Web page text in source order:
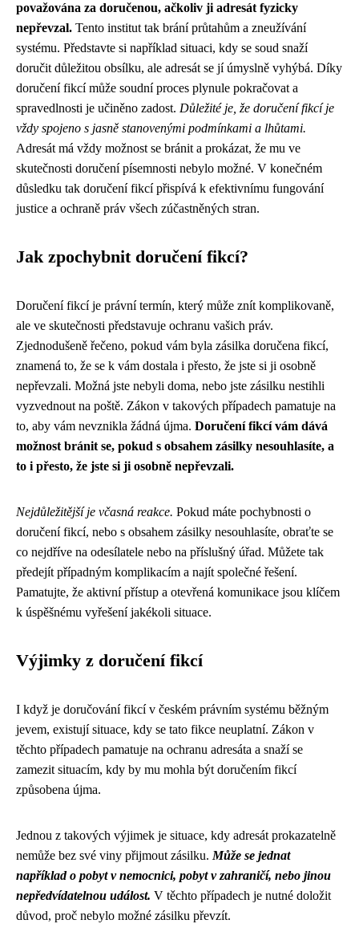
považována za doručenou, ačkoliv ji adresát fyzicky
nepřevzal. Tento institut tak brání průtahům a zneužívání
systému. Představte si například situaci, kdy se soud snaží
doručit důležitou obsílku, ale adresát se jí úmyslně vyhýbá. Díky
doručení fikcí může soudní proces plynule pokračovat a
spravedlnosti je učiněno zadost. Důležité je, že doručení fikcí je
vždy spojeno s jasně stanovenými podmínkami a lhůtami.
Adresát má vždy možnost se bránit a prokázat, že mu ve
skutečnosti doručení písemnosti nebylo možné. V konečném
důsledku tak doručení fikcí přispívá k efektivnímu fungování
justice a ochraně práv všech zúčastněných stran.
Jak zpochybnit doručení fikcí?
Doručení fikcí je právní termín, který může znít komplikovaně,
ale ve skutečnosti představuje ochranu vašich práv.
Zjednodušeně řečeno, pokud vám byla zásilka doručena fikcí,
znamená to, že se k vám dostala i přesto, že jste si ji osobně
nepřevzali. Možná jste nebyli doma, nebo jste zásilku nestihli
vyzvednout na poště. Zákon v takových případech pamatuje na
to, aby vám nevznikla žádná újma. Doručení fikcí vám dává
možnost bránit se, pokud s obsahem zásilky nesouhlasíte, a
to i přesto, že jste si ji osobně nepřevzali.
Nejdůležitější je včasná reakce. Pokud máte pochybnosti o
doručení fikcí, nebo s obsahem zásilky nesouhlasíte, obraťte se
co nejdříve na odesílatele nebo na příslušný úřad. Můžete tak
předejít případným komplikacím a najít společné řešení.
Pamatujte, že aktivní přístup a otevřená komunikace jsou klíčem
k úspěšnému vyřešení jakékoli situace.
Výjimky z doručení fikcí
I když je doručování fikcí v českém právním systému běžným
jevem, existují situace, kdy se tato fikce neuplatní. Zákon v
těchto případech pamatuje na ochranu adresáta a snaží se
zamezit situacím, kdy by mu mohla být doručením fikcí
způsobena újma.
Jednou z takových výjimek je situace, kdy adresát prokazatelně
nemůže bez své viny přijmout zásilku. Může se jednat
například o pobyt v nemocnici, pobyt v zahraničí, nebo jinou
nepředvídatelnou událost. V těchto případech je nutné doložit
důvod, proč nebylo možné zásilku převzít.